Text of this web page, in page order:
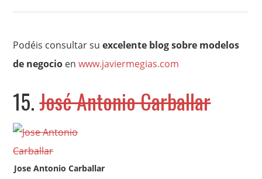
Podéis consultar suexcelente blog sobre modelos
de negocio enwww.javiermegias.com
15.José Antonio Carballar
Jose Antonio Carballar